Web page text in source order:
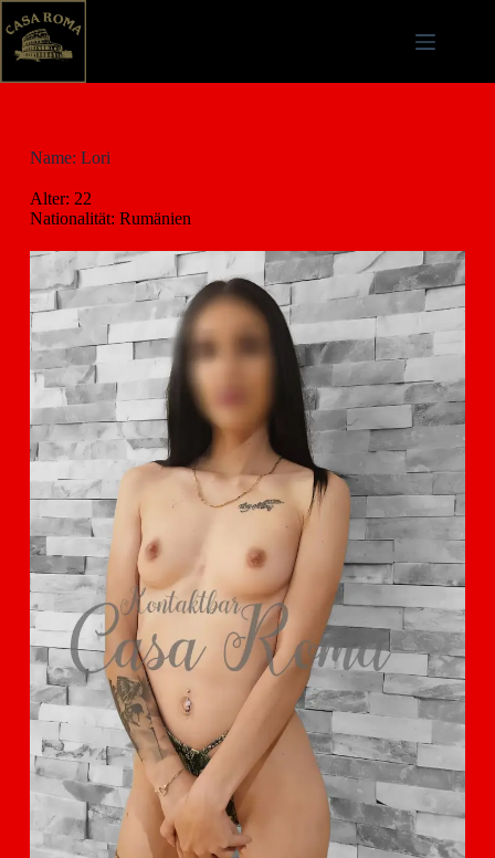
Name: Lori
Alter: 22
Nationalität: Rumänien